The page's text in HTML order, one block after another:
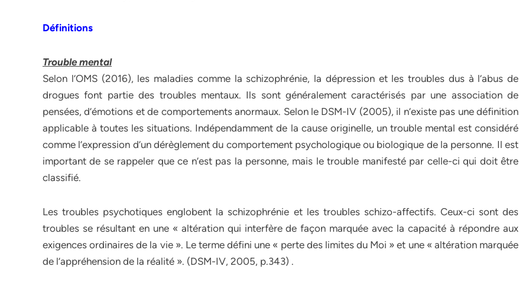
Définitions
Trouble mental
Selon l’OMS (2016), les maladies comme la schizophrénie, la dépression et les troubles dus à l’abus de
drogues font partie des troubles mentaux. Ils sont généralement caractérisés par une association de
pensées, d’émotions et de comportements anormaux. Selon le DSM-IV (2005), il n’existe pas une définition
applicable à toutes les situations. Indépendamment de la cause originelle, un trouble mental est considéré
comme l’expression d’un dérèglement du comportement psychologique ou biologique de la personne. Il est
important de se rappeler que ce n’est pas la personne, mais le trouble manifesté par celle-ci qui doit être
classifié.
Les troubles psychotiques englobent la schizophrénie et les troubles schizo-affectifs. Ceux-ci sont des
troubles se résultant en une « altération qui interfère de façon marquée avec la capacité à répondre aux
exigences ordinaires de la vie ». Le terme défini une « perte des limites du Moi » et une « altération marquée
de l’appréhension de la réalité ». (DSM-IV, 2005, p.343) .